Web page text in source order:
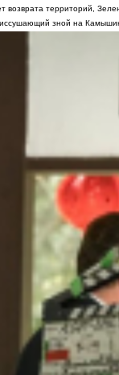
возврата территорий,
иссушающий зной на